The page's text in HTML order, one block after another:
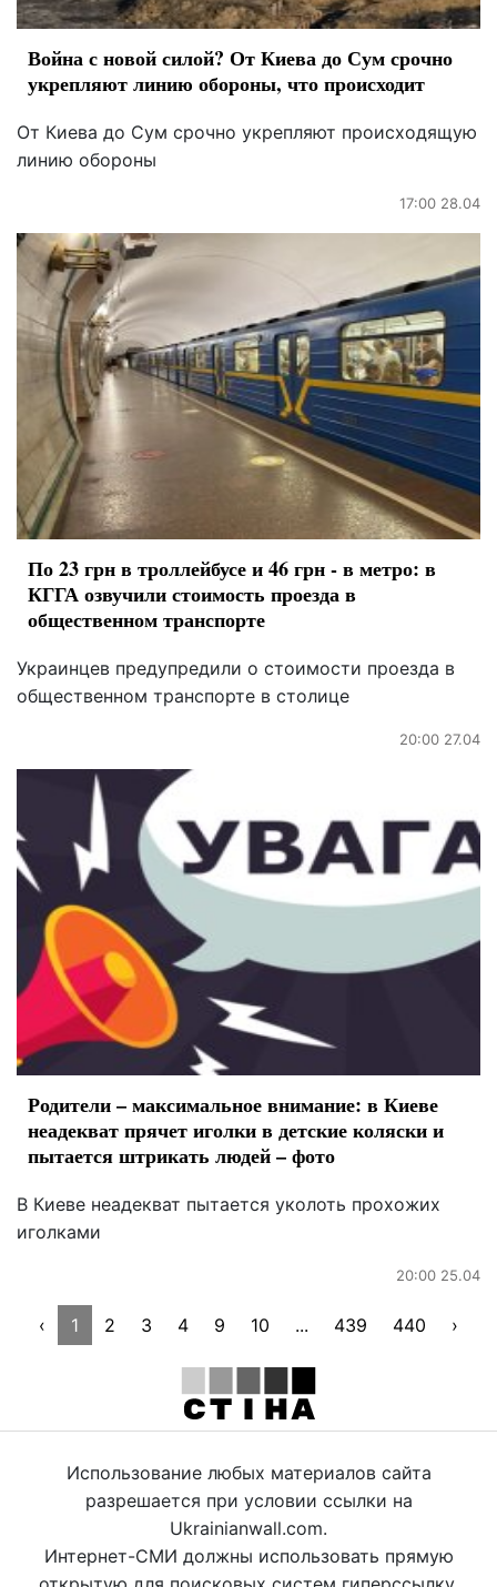
Война с новой силой? От Киева до Сум срочно
укрепляют линию обороны, что происходит
От Киева до Сум срочно укрепляют происходящую
линию обороны
17:00 28.04
По 23 грн в троллейбусе и 46 грн - в метро: в
КГГА озвучили стоимость проезда в
общественном транспорте
Украинцев предупредили о стоимости проезда в
общественном транспорте в столице
20:00 27.04
Родители – максимальное внимание: в Киеве
неадекват прячет иголки в детские коляски и
пытается штрикать людей – фото
В Киеве неадекват пытается уколоть прохожих
иголками
20:00 25.04
‹ 1 2 3 4 9 10 ... 439 440 ›
Использование любых материалов сайта
разрешается при условии ссылки на
Ukrainianwall.com.
Интернет-СМИ должны использовать прямую